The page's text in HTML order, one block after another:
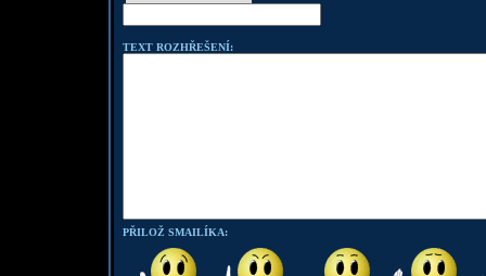
TEXT ROZHŘEŠENÍ:
PŘILOŽ SMAILÍKA: